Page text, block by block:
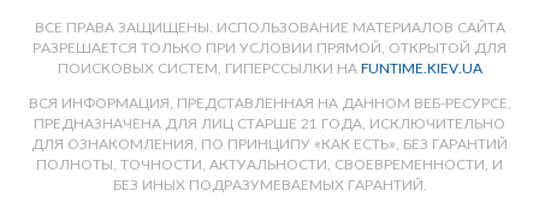
ВСЕ ПРАВА ЗАЩИЩЕНЫ. ИСПОЛЬЗОВАНИЕ МАТЕРИАЛОВ САЙТА
РАЗРЕШАЕТСЯ ТОЛЬКО ПРИ УСЛОВИИ ПРЯМОЙ, ОТКРЫТОЙ ДЛЯ
ПОИСКОВЫХ СИСТЕМ, ГИПЕРССЫЛКИ НА FUNTIME.KIEV.UA
ВСЯ ИНФОРМАЦИЯ, ПРЕДСТАВЛЕННАЯ НА ДАННОМ ВЕБ-РЕСУРСЕ,
ПРЕДНАЗНАЧЕНА ДЛЯ ЛИЦ СТАРШЕ 21 ГОДА, ИСКЛЮЧИТЕЛЬНО
ДЛЯ ОЗНАКОМЛЕНИЯ, ПО ПРИНЦИПУ «КАК ЕСТЬ», БЕЗ ГАРАНТИЙ
ПОЛНОТЫ, ТОЧНОСТИ, АКТУАЛЬНОСТИ, СВОЕВРЕМЕННОСТИ, И
БЕЗ ИНЫХ ПОДРАЗУМЕВАЕМЫХ ГАРАНТИЙ.